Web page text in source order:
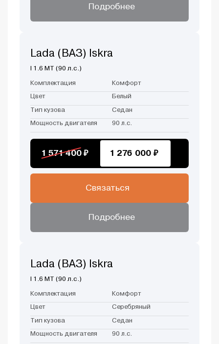
Подробнее
Lada (ВАЗ) Iskra
I 1.6 MT (90 л.с.)
Комплектация Комфорт
Цвет Белый
Тип кузова Седан
Мощность двигателя 90 л.с.
1 571 400 ₽ 1 276 000 ₽
Связаться
Подробнее
Lada (ВАЗ) Iskra
I 1.6 MT (90 л.с.)
Комплектация Комфорт
Цвет Серебряный
Тип кузова Седан
Мощность двигателя 90 л.с.